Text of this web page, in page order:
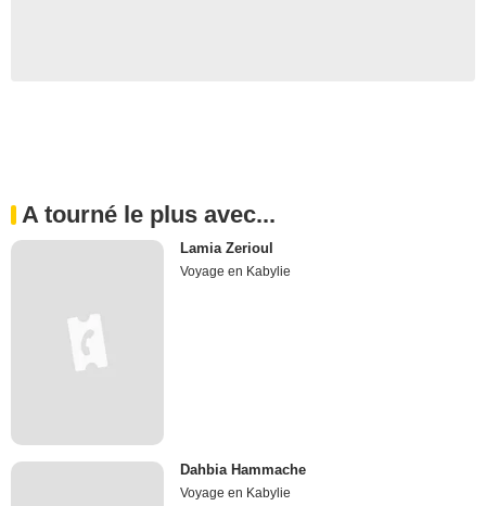
A tourné le plus avec...
Lamia Zerioul
Voyage en Kabylie
Dahbia Hammache
Voyage en Kabylie